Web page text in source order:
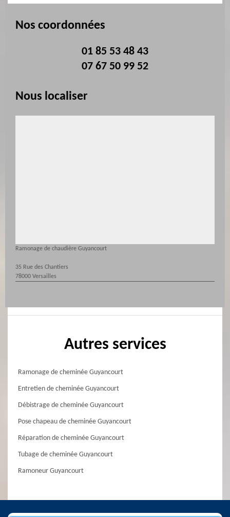
Nos coordonnées
01 85 53 48 43
07 67 50 99 52
Nous localiser
Ramonage de chaudière Guyancourt
35 Rue des Chantiers
78000 Versailles
Autres services
Ramonage de cheminée Guyancourt
Entretien de cheminée Guyancourt
Débistrage de cheminée Guyancourt
Pose chapeau de cheminée Guyancourt
Réparation de cheminée Guyancourt
Tubage de cheminée Guyancourt
Ramoneur Guyancourt